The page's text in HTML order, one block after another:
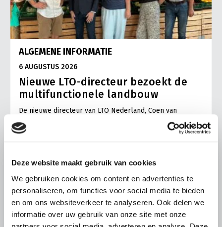
Deze website maakt gebruik van cookies
We gebruiken cookies om content en advertenties te
personaliseren, om functies voor social media te bieden
en om ons websiteverkeer te analyseren. Ook delen we
informatie over uw gebruik van onze site met onze
ALGEMENE INFORMATIE
6 AUGUSTUS 2026
Nieuwe LTO-directeur bezoekt de
multifunctionele landbouw
De nieuwe directeur van LTO Nederland, Coen van
Rooyen, maakte afgelopen vrijdag kennis met de
vakgroep en de multifunctionele landbouw bij
zorgtuinderij Tuin de Es in Haaren (NB).